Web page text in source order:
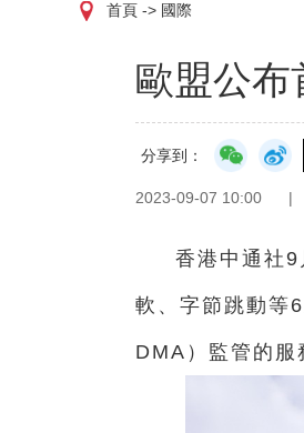
首頁 -> 國際
歐盟公布
分享到：
2023-09-07 10:00 |
香港中通社
軟、字節跳動等
DMA）監管的服